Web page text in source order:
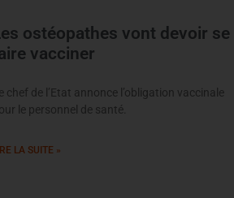
ostéopathes vont devoir se
vacciner
chef de l’Etat annonce l’obligation vaccinale
le personnel de santé.
LA SUITE »